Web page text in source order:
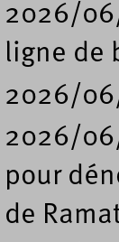
2026/
ligne de
2026/
2026/
pour
de